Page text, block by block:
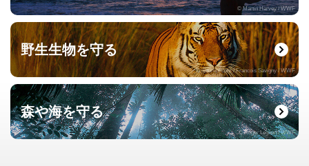
© Martin Harvey / WWF
野生生物を守る
© naturepl.com / Francois Savigny / WWF
森や海を守る
© Roger Leguen / WWF